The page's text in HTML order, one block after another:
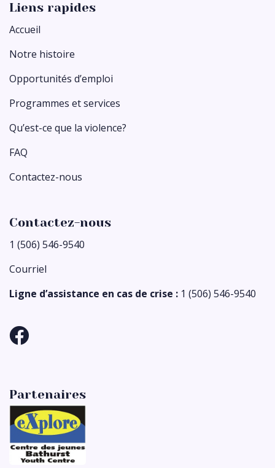
Liens rapides
Accueil
Notre histoire
Opportunités d’emploi
Programmes et services
Qu’est-ce que la violence?
FAQ
Contactez-nous
Contactez-nous
1 (506) 546-9540
Courriel
Ligne d’assistance en cas de crise : 1 (506) 546-9540
Partenaires